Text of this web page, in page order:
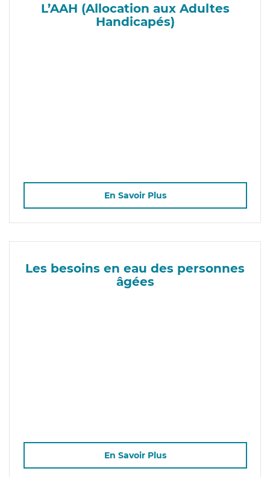
L’AAH (Allocation aux Adultes
Handicapés)
En Savoir Plus
Les besoins en eau des personnes
âgées
En Savoir Plus